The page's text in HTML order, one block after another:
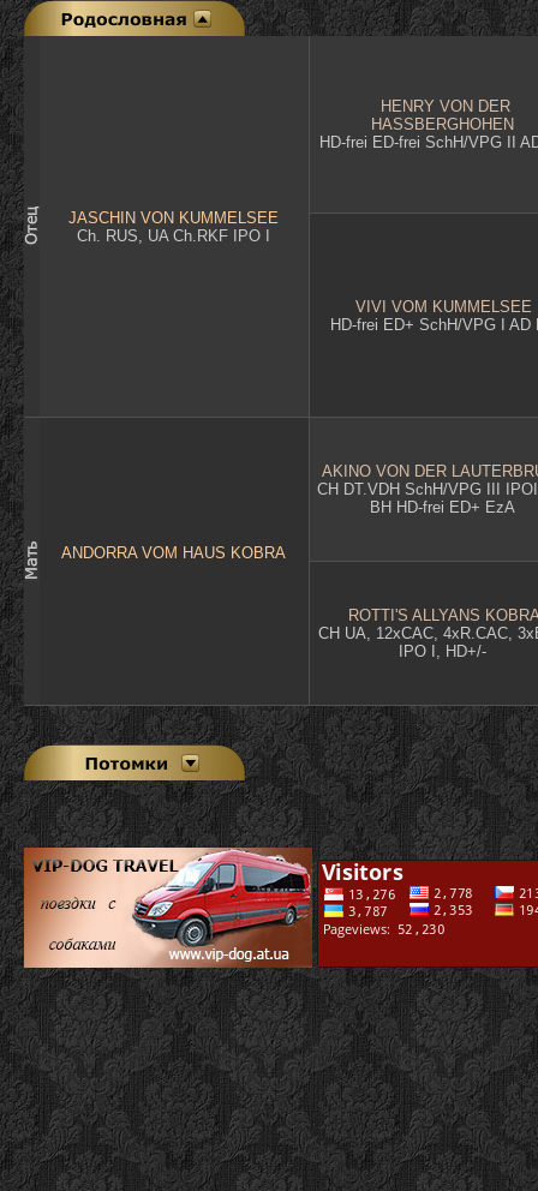
JASCHIN VON KUMMELSEE
Ch. RUS, UA Ch.RKF IPO I
HENRY VON DER
HASSBERGHOHEN
HD-frei ED-frei SchH/VPG II
VIVI VOM KUMMELSEE
HD-frei ED+ SchH/VPG I AD
ANDORRA VOM HAUS KOBRA
AKINO VON DER
CH DT.VDH SchH/VPG III
BH HD-frei ED+ EzA
ROTTI'S ALLYANS
CH UA, 12xCAC, 4xR.CAC,
IPO I, HD+/-